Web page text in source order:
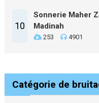
10
Sonnerie Maher
Madinah
253 4901
Catégorie de